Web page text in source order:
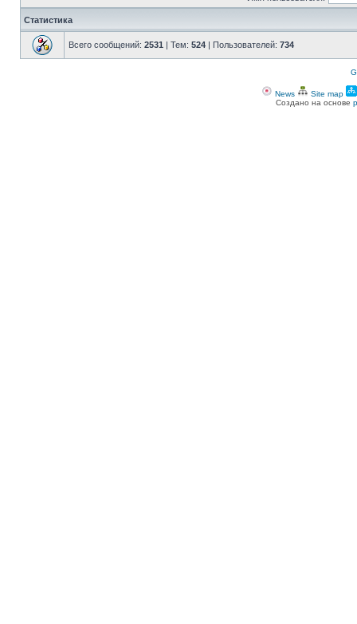
Статистика
Всего сообщений: 2531 | Тем: 524 | Пользователей: 734
News Site map
Создано на основе